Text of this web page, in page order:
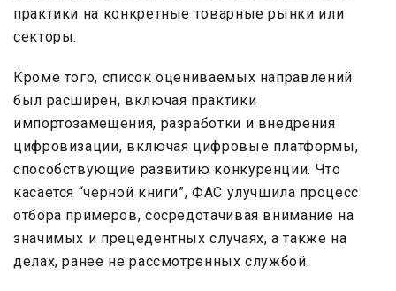
практики на конкретные товарные рынки или
секторы.
Кроме того, список оцениваемых направлений
был расширен, включая практики
импортозамещения, разработки и внедрения
цифровизации, включая цифровые платформы,
способствующие развитию конкуренции. Что
касается “черной книги”, ФАС улучшила процесс
отбора примеров, сосредотачивая внимание на
значимых и прецедентных случаях, а также на
делах, ранее не рассмотренных службой.